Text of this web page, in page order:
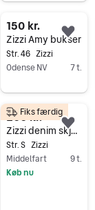
150 kr.
Zizzi Amy bukser
Str. 46 Zizzi
Odense NV
7 t.
Gå til annoncen
200 kr.
Zizzi denim skjorte S blå
Str. S Zizzi
Middelfart
9 t.
Køb nu
Fiks færdig